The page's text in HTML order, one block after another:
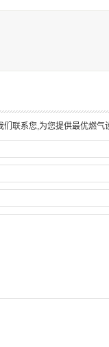
联系您,为您提供最优燃